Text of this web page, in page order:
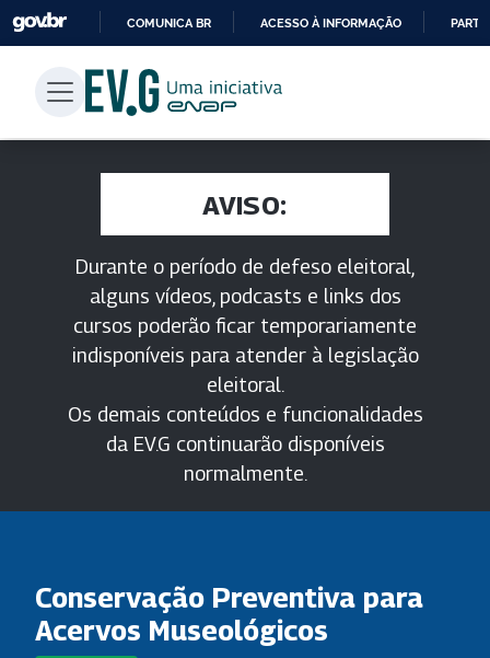
PARA
CONTEÚDO
COMUNICA BR ACESSO À INFORMAÇÃO
AVISO:
Durante o período de defeso eleitoral,
alguns vídeos, podcasts e links dos
cursos poderão ficar temporariamente
indisponíveis para atender à legislação
eleitoral.
Os demais conteúdos e funcionalidades
da EV.G continuarão disponíveis
normalmente.
Conservação Preventiva para
Acervos Museológicos